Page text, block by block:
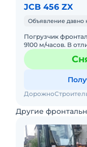
JCB 456 ZX
Объявление давно
Погрузчик
9100 м/часов. В
Эксплуатировался
Собственника! Пр
Другие